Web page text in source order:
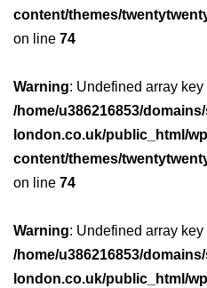
content/themes/
on line 74
Warning: Undefined array key
/home/u386216853/
london.co.uk/public_html/
content/themes/
on line 74
Warning: Undefined array key
/home/u386216853/
london.co.uk/public_html/